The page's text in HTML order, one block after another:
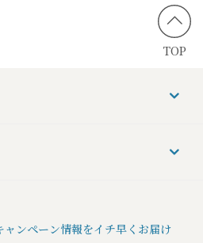
TOP
ンペーン情報をイチ早くお届け